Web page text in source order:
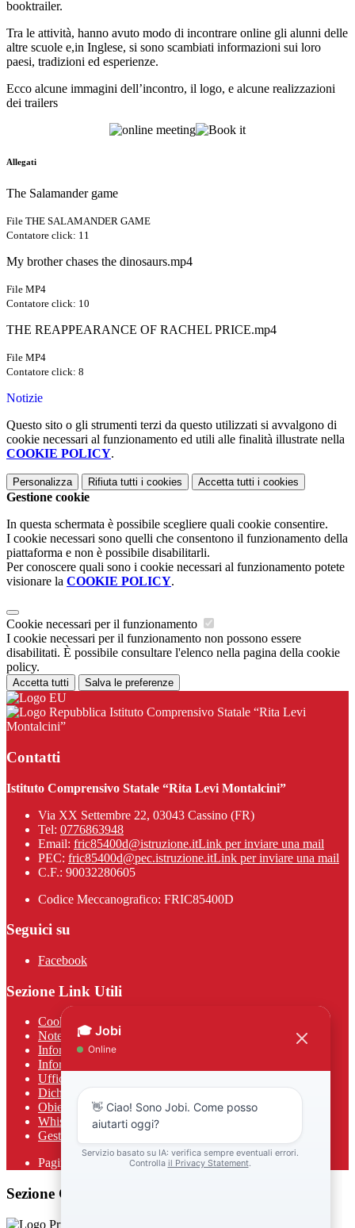
booktrailer.
Tra le attività, hanno avuto modo di incontrare online gli alunni delle
altre scuole e,in Inglese, si sono scambiati informazioni sui loro
paesi, tradizioni ed esperienze.
Ecco alcune immagini dell’incontro, il logo, e alcune realizzazioni
dei trailers
Allegati
The Salamander game
File THE SALAMANDER GAME
Contatore click: 11
My brother chases the dinosaurs.mp4
File MP4
Contatore click: 10
THE REAPPEARANCE OF RACHEL PRICE.mp4
File MP4
Contatore click: 8
Notizie
Questo sito o gli strumenti terzi da questo utilizzati si avvalgono di
cookie necessari al funzionamento ed utili alle finalità illustrate nella
COOKIE POLICY.
Personalizza Rifiuta tutti i cookies Accetta tutti i cookies
Gestione cookie
In questa schermata è possibile scegliere quali cookie consentire.
I cookie necessari sono quelli che consentono il funzionamento della
piattaforma e non è possibile disabilitarli.
Per conoscere quali sono i cookie necessari al funzionamento potete
visionare la COOKIE POLICY.
Cookie necessari per il funzionamento
I cookie necessari per il funzionamento non possono essere
disabilitati. È possibile consultare l'elenco nella pagina della cookie
policy.
Accetta tutti Salva le preferenze
Istituto Comprensivo Statale “Rita Levi
Montalcini”
Contatti
Istituto Comprensivo Statale “Rita Levi Montalcini”
Via XX Settembre 22, 03043 Cassino (FR)
Tel: 0776863948
Email: fric85400d@istruzione.itLink per inviare una mail
PEC: fric85400d@pec.istruzione.itLink per inviare una mail
C.F.: 90032280605
Codice Meccanografico: FRIC85400D
Seguici su
Facebook
Sezione Link Utili
Cookie policy
Note legali
Informativa Privacy
Informativa Privacy chatbot Jobi
Ufficio Relazioni con il Pubblico
Dichiarazione di accessibilità
Obiettivi di accessibilità
Whistleblowing
Gestione consensi cookie
Pagina visualizzata85volte
Sezione Copyright